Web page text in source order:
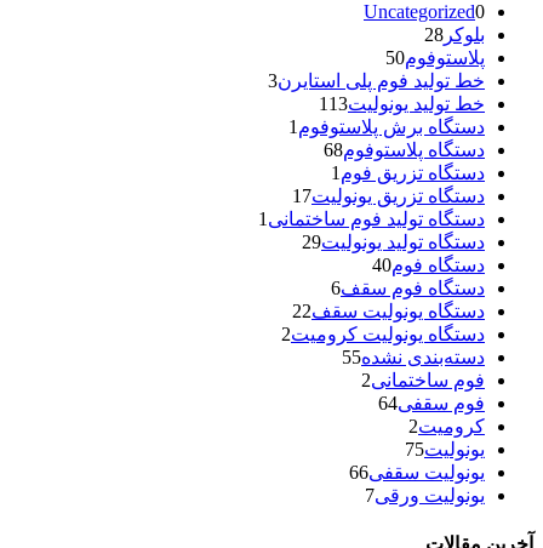
Uncategorized0
بلوکر 28
پلاستوفوم50
خط تولید فوم پلی استایرن3
خط تولید یونولیت113
دستگاه برش پلاستوفوم 1
دستگاه پلاستوفوم68
دستگاه تزریق فوم 1
دستگاه تزریق یونولیت17
دستگاه تولید فوم ساختمانی 1
دستگاه تولید یونولیت29
دستگاه فوم40
دستگاه فوم سقف6
دستگاه یونولیت سقف22
دستگاه یونولیت کرومیت2
دسته‌بندی نشده55
فوم ساختمانی2
فوم سقفی64
کرومیت2
یونولیت75
یونولیت سقفی66
یونولیت ورقی7